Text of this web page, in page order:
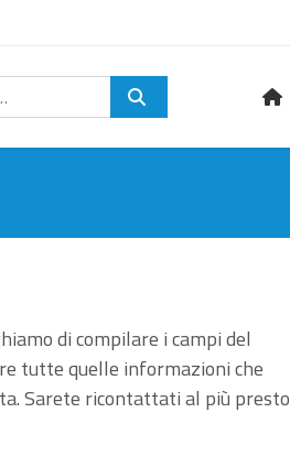
di compilare i campi del
tutte quelle informazioni che
Sarete ricontattati al più presto